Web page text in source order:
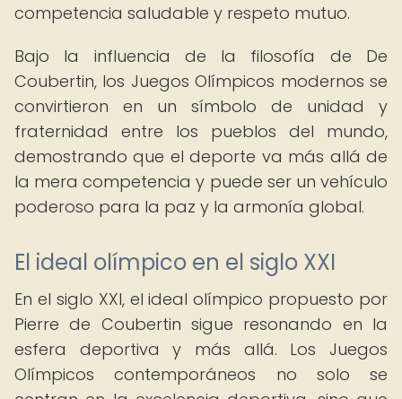
competencia saludable y respeto mutuo.
Bajo la influencia de la filosofía de De
Coubertin, los Juegos Olímpicos modernos se
convirtieron en un símbolo de unidad y
fraternidad entre los pueblos del mundo,
demostrando que el deporte va más allá de
la mera competencia y puede ser un vehículo
poderoso para la paz y la armonía global.
El ideal olímpico en el siglo XXI
En el siglo XXI, el ideal olímpico propuesto por
Pierre de Coubertin sigue resonando en la
esfera deportiva y más allá. Los Juegos
Olímpicos contemporáneos no solo se